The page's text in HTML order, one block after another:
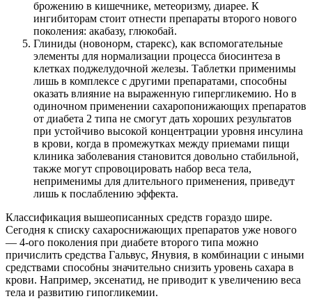
брожению в кишечнике, метеоризму, диарее. К
ингибиторам стоит отнести препараты второго нового
поколения: акабазу, глюкобай.
Глиниды (новонорм, старекс), как вспомогательные
элементы для нормализации процесса биосинтеза в
клетках поджелудочной железы. Таблетки применимы
лишь в комплексе с другими препаратами, способны
оказать влияние на выраженную гипергликемию. Но в
одиночном применении сахаропонижающих препаратов
от диабета 2 типа не смогут дать хороших результатов
при устойчиво высокой концентрации уровня инсулина
в крови, когда в промежутках между приемами пищи
клиника заболевания становится довольно стабильной,
также могут спровоцировать набор веса тела,
неприменимы для длительного применения, приведут
лишь к послаблению эффекта.
Классификация вышеописанных средств гораздо шире.
Сегодня к списку сахароснижающих препаратов уже нового
— 4-ого поколения при диабете второго типа можно
причислить средства Гальвус, Янувия, в комбинации с иными
средствами способны значительно снизить уровень сахара в
крови. Например, эксенатид, не приводит к увеличению веса
тела и развитию гипогликемии.